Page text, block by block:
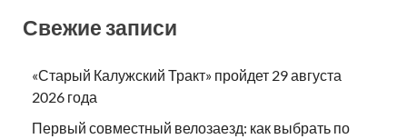
Свежие записи
«Старый Калужский Тракт» пройдет 29 августа
2026 года
Первый совместный велозаезд: как выбрать по